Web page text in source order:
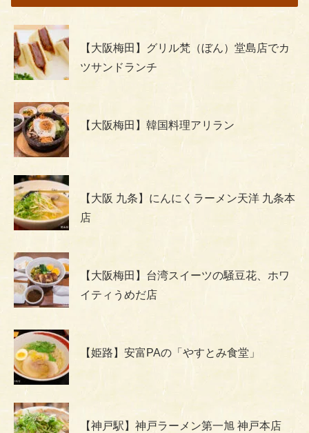
【大阪梅田】グリル梵（ぼん）堂島店でカ
ツサンドランチ
【大阪梅田】韓国料理アリラン
【大阪 九条】にんにくラーメン天洋 九条本
店
【大阪梅田】台湾スイーツの騒豆花、ホワ
イティうめだ店
【姫路】安富PAの「やすとみ食堂」
【神戸駅】神戸ラーメン第一旭 神戸本店